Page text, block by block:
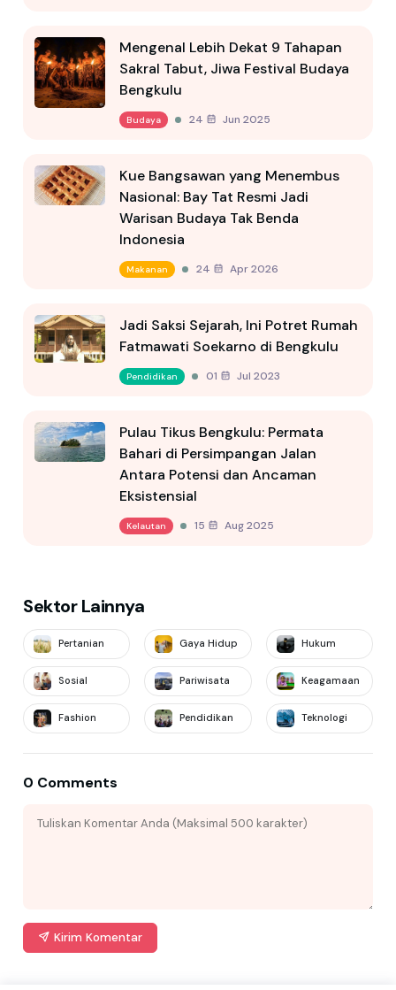
Mengenal Lebih Dekat 9 Tahapan
Sakral Tabut, Jiwa Festival Budaya
Bengkulu
Budaya 24 Jun 2025
Kue Bangsawan yang Menembus
Nasional: Bay Tat Resmi Jadi
Warisan Budaya Tak Benda
Indonesia
Makanan 24 Apr 2026
Jadi Saksi Sejarah, Ini Potret Rumah
Fatmawati Soekarno di Bengkulu
Pendidikan 01 Jul 2023
Pulau Tikus Bengkulu: Permata
Bahari di Persimpangan Jalan
Antara Potensi dan Ancaman
Eksistensial
Kelautan 15 Aug 2025
Sektor Lainnya
Pertanian Gaya Hidup Hukum
Sosial Pariwisata Keagamaan
Fashion Pendidikan Teknologi
0 Comments
Kirim Komentar